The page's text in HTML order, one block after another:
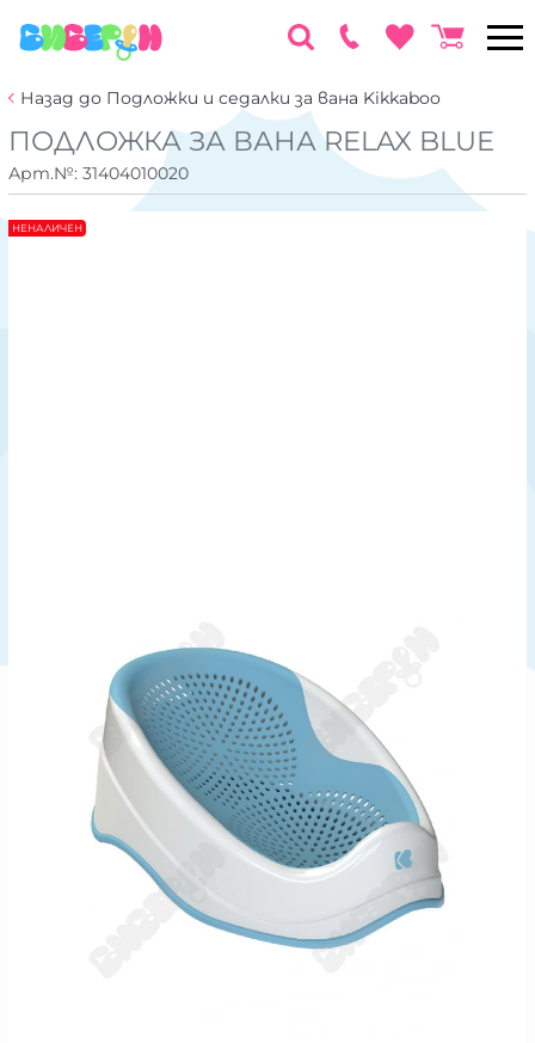
Назад до Подложки и седалки за вана Kikkaboo
ПОДЛОЖКА ЗА ВАНА RELAX BLUE
Арт.№: 31404010020
НЕНАЛИЧЕН